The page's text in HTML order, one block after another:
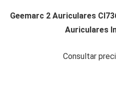
Geemarc 2 Auriculares
Auriculares
Consultar